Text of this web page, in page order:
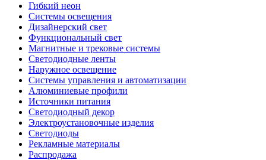
Гибкий неон
Системы освещения
Дизайнерский свет
Функциональный свет
Магнитные и трековые системы
Светодиодные ленты
Наружное освещение
Системы управления и автоматизации
Алюминиевые профили
Источники питания
Светодиодный декор
Электроустановочные изделия
Светодиоды
Рекламные материалы
Распродажа